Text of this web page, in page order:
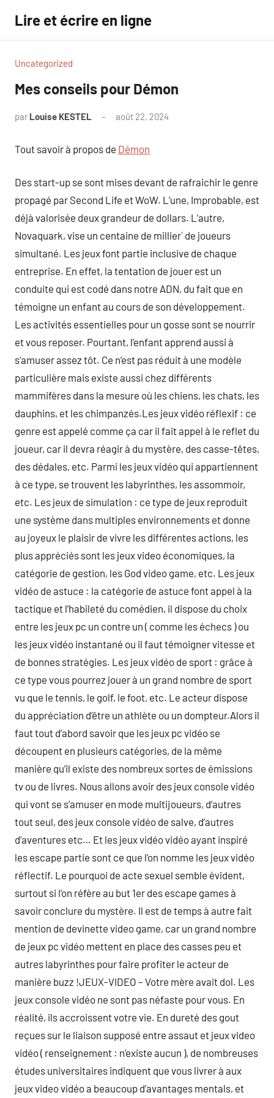
contenu
Lire et écrire en ligne
Uncategorized
Mes conseils pour Démon
par Louise KESTEL août 22, 2024
Tout savoir à propos de Démon
Des start-up se sont mises devant de rafraichir le genre
propagé par Second Life et WoW. L’une, Improbable, est
déjà valorisée deux grandeur de dollars. L’autre,
Novaquark, vise un centaine de millier` de joueurs
simultané. Les jeux font partie inclusive de chaque
entreprise. En effet, la tentation de jouer est un
conduite qui est codé dans notre ADN, du fait que en
témoigne un enfant au cours de son développement.
Les activités essentielles pour un gosse sont se nourrir
et vous reposer. Pourtant, l’enfant apprend aussi à
s’amuser assez tôt. Ce n’est pas réduit à une modèle
particulière mais existe aussi chez différents
mammifères dans la mesure où les chiens, les chats, les
dauphins, et les chimpanzés.Les jeux vidéo réflexif : ce
genre est appelé comme ça car il fait appel à le reflet du
joueur, car il devra réagir à du mystère, des casse-têtes,
des dédales, etc. Parmi les jeux vidéo qui appartiennent
à ce type, se trouvent les labyrinthes, les assommoir,
etc. Les jeux de simulation : ce type de jeux reproduit
une système dans multiples environnements et donne
au joyeux le plaisir de vivre les différentes actions, les
plus appréciés sont les jeux video économiques, la
catégorie de gestion, les God video game, etc. Les jeux
vidéo de astuce : la catégorie de astuce font appel à la
tactique et l’habileté du comédien, il dispose du choix
entre les jeux pc un contre un ( comme les échecs ) ou
les jeux vidéo instantané ou il faut témoigner vitesse et
de bonnes stratégies. Les jeux vidéo de sport : grâce à
ce type vous pourrez jouer à un grand nombre de sport
vu que le tennis, le golf, le foot, etc. Le acteur dispose
du appréciation d’être un athlète ou un dompteur.Alors il
faut tout d’abord savoir que les jeux pc vidéo se
découpent en plusieurs catégories, de la même
manière qu’il existe des nombreux sortes de émissions
tv ou de livres. Nous allons avoir des jeux console vidéo
qui vont se s’amuser en mode multijoueurs, d’autres
tout seul, des jeux console vidéo de salve, d’autres
d’aventures etc… Et les jeux vidéo vidéo ayant inspiré
les escape partie sont ce que l’on nomme les jeux vidéo
réflectif. Le pourquoi de acte sexuel semble évident,
surtout si l’on réfère au but 1er des escape games à
savoir conclure du mystère. Il est de temps à autre fait
mention de devinette video game, car un grand nombre
de jeux pc vidéo mettent en place des casses peu et
autres labyrinthes pour faire profiter le acteur de
manière buzz !JEUX-VIDEO – Votre mère avait dol. Les
jeux console vidéo ne sont pas néfaste pour vous. En
réalité, ils accroissent votre vie. En dureté des gout
reçues sur le liaison supposé entre assaut et jeux video
vidéo ( renseignement : n’existe aucun ), de nombreuses
études universitaires indiquent que vous livrer à aux
jeux video vidéo a beaucoup d’avantages mentals, et